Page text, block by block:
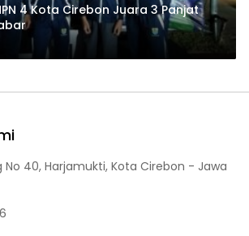
4 Kota Cirebon Juara 3 Panjat
No 40, Harjamukti, Kota Cirebon - Jawa